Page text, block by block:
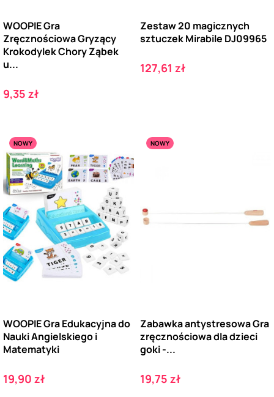
WOOPIE Gra
Zręcznościowa Gryzący
Krokodylek Chory Ząbek
u...
Cena
9,35 zł
Zestaw 20 magicznych
sztuczek Mirabile DJ09965
Cena
127,61 zł
NOWY
WOOPIE Gra Edukacyjna do
Nauki Angielskiego i
Matematyki
Cena
19,90 zł
NOWY
Zabawka antystresowa Gra
zręcznościowa dla dzieci
goki -...
Cena
19,75 zł